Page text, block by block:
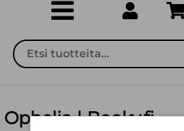
Ophelia | Booky.fi